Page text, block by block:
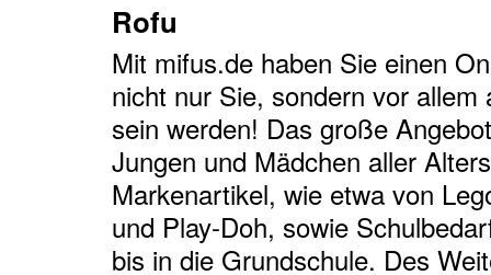
Rofu
Mit mifus.de haben Sie einen
nicht nur Sie, sondern vor
sein werden! Das große
Jungen und Mädchen aller
Markenartikel, wie etwa von
und Play-Doh, sowie
bis in die Grundschule. Des